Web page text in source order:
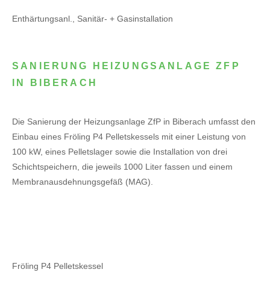
Enthärtungsanl., Sanitär- + Gasinstallation
SANIERUNG HEIZUNGSANLAGE ZFP
IN BIBERACH
Die Sanierung der Heizungsanlage ZfP in Biberach umfasst den
Einbau eines Fröling P4 Pelletskessels mit einer Leistung von
100 kW, eines Pelletslager sowie die Installation von drei
Schichtspeichern, die jeweils 1000 Liter fassen und einem
Membranausdehnungsgefäß (MAG).
Fröling P4 Pelletskessel